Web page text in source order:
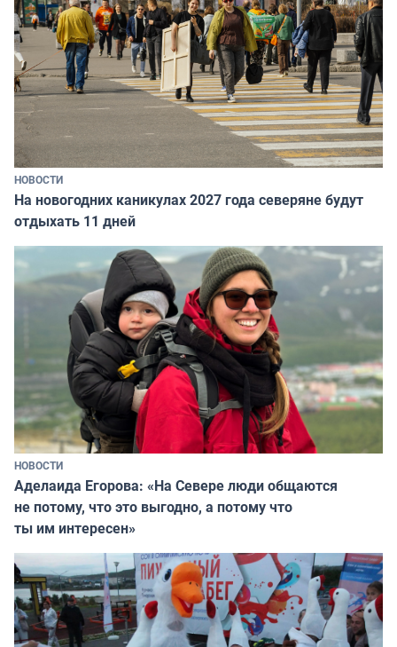
НОВОСТИ
На новогодних каникулах 2027 года северяне будут
отдыхать 11 дней
НОВОСТИ
Аделаида Егорова: «На Севере люди общаются
не потому, что это выгодно, а потому что
ты им интересен»